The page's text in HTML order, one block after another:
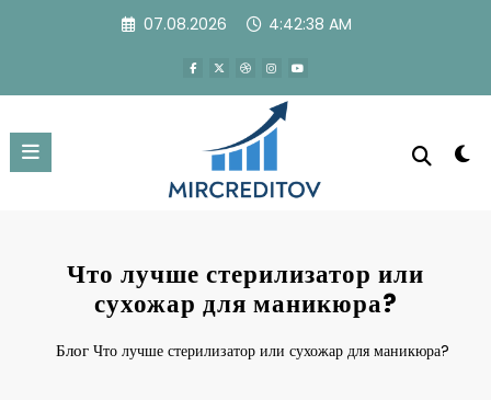
07.08.2026 4:42:38 AM
Что лучше стерилизатор или
сухожар для маникюра?
Блог Что лучше стерилизатор или сухожар для маникюра?